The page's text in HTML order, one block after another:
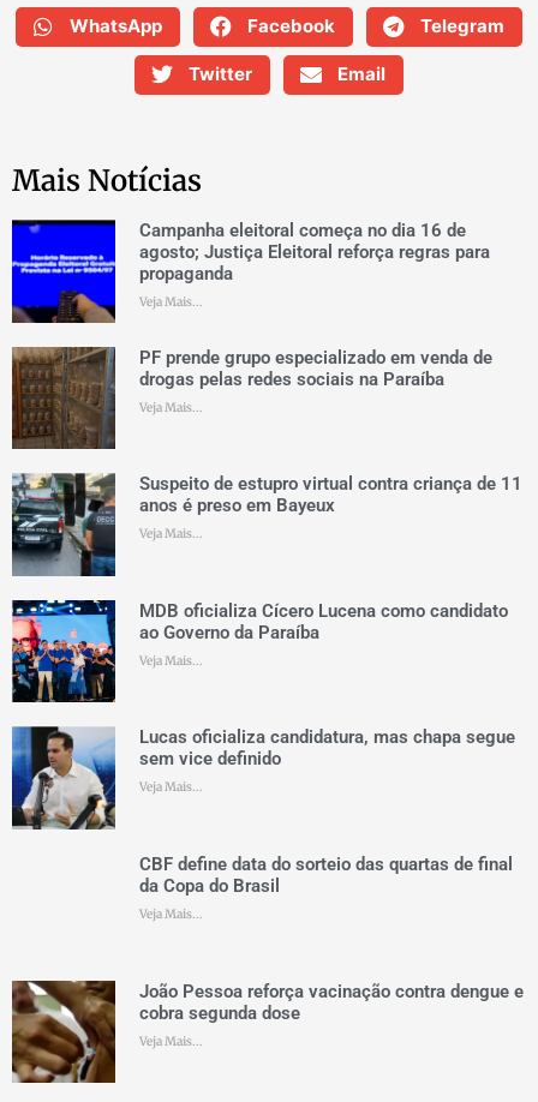
WhatsApp Facebook Telegram
Twitter Email
Mais Notícias
Campanha eleitoral começa no dia 16 de
agosto; Justiça Eleitoral reforça regras para
propaganda
Veja Mais...
PF prende grupo especializado em venda de
drogas pelas redes sociais na Paraíba
Veja Mais...
Suspeito de estupro virtual contra criança de 11
anos é preso em Bayeux
Veja Mais...
MDB oficializa Cícero Lucena como candidato
ao Governo da Paraíba
Veja Mais...
Lucas oficializa candidatura, mas chapa segue
sem vice definido
Veja Mais...
CBF define data do sorteio das quartas de final
da Copa do Brasil
Veja Mais...
João Pessoa reforça vacinação contra dengue e
cobra segunda dose
Veja Mais...